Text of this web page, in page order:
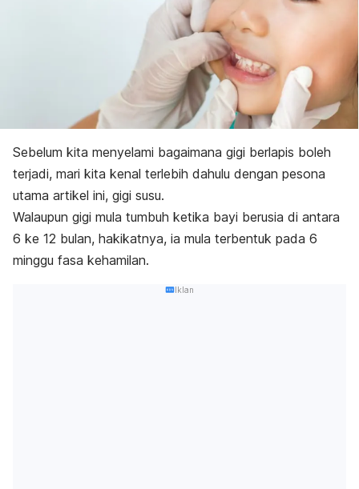
Sebelum kita menyelami bagaimana gigi berlapis boleh
terjadi, mari kita kenal terlebih dahulu dengan pesona
utama artikel ini, gigi susu.
Walaupun gigi mula tumbuh ketika bayi berusia di antara
6 ke 12 bulan, hakikatnya, ia mula terbentuk pada 6
minggu fasa kehamilan.
Iklan